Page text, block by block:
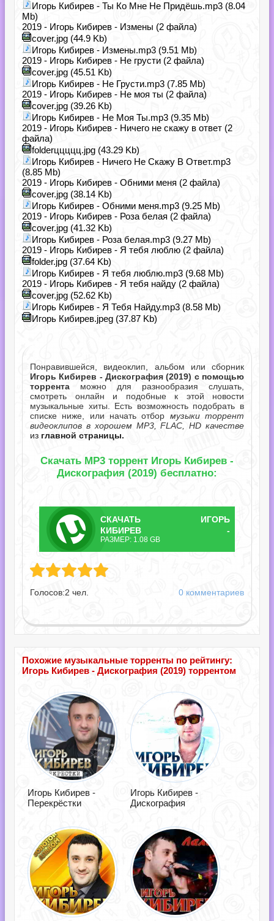
Игорь Кибирев - Ты Ко Мне Не Придёшь.mp3 (8.04
Mb)
2019 - Игорь Кибирев - Измены (2 файла)
cover.jpg (44.9 Kb)
Игорь Кибирев - Измены.mp3 (9.51 Mb)
2019 - Игорь Кибирев - Не грусти (2 файла)
cover.jpg (45.51 Kb)
Игорь Кибирев - Не Грусти.mp3 (7.85 Mb)
2019 - Игорь Кибирев - Не моя ты (2 файла)
cover.jpg (39.26 Kb)
Игорь Кибирев - Не Моя Ты.mp3 (9.35 Mb)
2019 - Игорь Кибирев - Ничего не скажу в ответ (2
файла)
folderццццц.jpg (43.29 Kb)
Игорь Кибирев - Ничего Не Скажу В Ответ.mp3
(8.85 Mb)
2019 - Игорь Кибирев - Обними меня (2 файла)
cover.jpg (38.14 Kb)
Игорь Кибирев - Обними меня.mp3 (9.25 Mb)
2019 - Игорь Кибирев - Роза белая (2 файла)
cover.jpg (41.32 Kb)
Игорь Кибирев - Роза белая.mp3 (9.27 Mb)
2019 - Игорь Кибирев - Я тебя люблю (2 файла)
folder.jpg (37.64 Kb)
Игорь Кибирев - Я тебя люблю.mp3 (9.68 Mb)
2019 - Игорь Кибирев - Я тебя найду (2 файла)
cover.jpg (52.62 Kb)
Игорь Кибирев - Я Тебя Найду.mp3 (8.58 Mb)
Игорь Кибирев.jpeg (37.87 Kb)
Понравившейся, видеоклип, альбом или сборник
Игорь Кибирев - Дискография (2019) с помощью
торрента можно для разнообразия слушать,
смотреть онлайн и подобные к этой новости
музыкальные хиты. Есть возможность подобрать в
списке ниже, или начать отбор музыки торрент
видеоклипов в хорошем MP3, FLAC, HD качестве
из главной страницы.
Скачать MP3 торрент Игорь Кибирев -
Дискография (2019) бесплатно:
СКАЧАТЬ
ТОРРЕНТ
ИГОРЬ
КИБИРЕВ -
ДИСКОГРАФИЯ.TORRENT
РАЗМЕР: 1.08 GB
- Дискография.torrent
Голосов:2 чел. 0 комментариев
Похожие музыкальные торренты по рейтингу:
Игорь Кибирев - Дискография (2019) торрентом
Игорь Кибирев -
Перекрёстки
Игорь Кибирев -
Дискография